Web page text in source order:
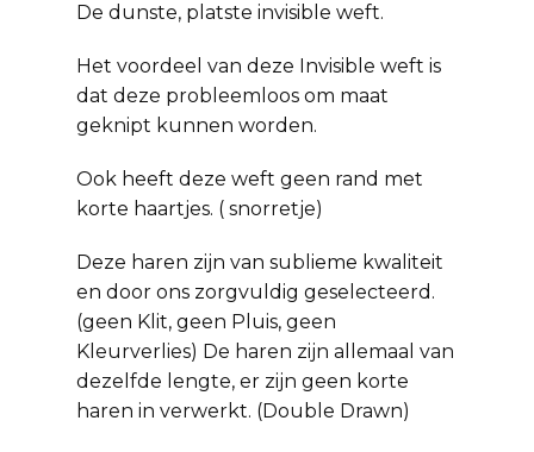
De dunste, platste invisible weft.
Het voordeel van deze Invisible weft is
dat deze probleemloos om maat
geknipt kunnen worden.
Ook heeft deze weft geen rand met
korte haartjes. ( snorretje)
Deze haren zijn van sublieme kwaliteit
en door ons zorgvuldig geselecteerd.
(geen Klit, geen Pluis, geen
Kleurverlies) De haren zijn allemaal van
dezelfde lengte, er zijn geen korte
haren in verwerkt. (Double Drawn)